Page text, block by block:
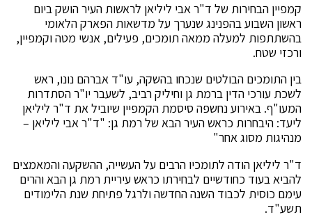
קמפיין הבחירות של ד"ר אבי ליליאן לראשות העיר הושק ביום
ראשון השבוע בהפנינג שנערך על מדשאות הפארק הלאומי
בהשתתפות למעלה ממאה תומכים, פעילים, אנשי מטה וקמפיין,
ורכזי שטח.
בין התומכים הבולטים שנכחו בהשקה, עו"ד אברהם נונו, ראש
לשכת עורכי הדין ברמת גן וחיליק רביב, לשעבר יו"ר הסתדרות
המעו"ף. באירוע נחשפה סיסמת הקמפיין שיוביל את ד"ר ליליאן
ליעד: היבחרות כראש העיר הבא של רמת גן: "ד"ר אבי ליליאן –
מנהיגות מסוג אחר"
ד"ר ליליאן הודה לתומכיו הרבים על העשייה, ההשקעה והמאמצים
להביא בעוד כחודשיים לבחירתו כראש עיריית רמת גן הבא והרים
עימם כוסית לכבוד השנה החדשה ולרגל פתיחת שנת הלימודים
תשע"ד.